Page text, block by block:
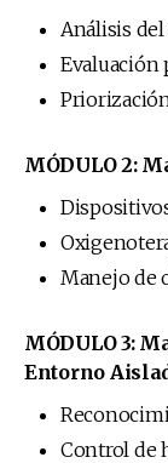
Análisis
Evaluación
MÓDULO 2:
Manejo de
MÓDULO 3:
Entorno
Control de